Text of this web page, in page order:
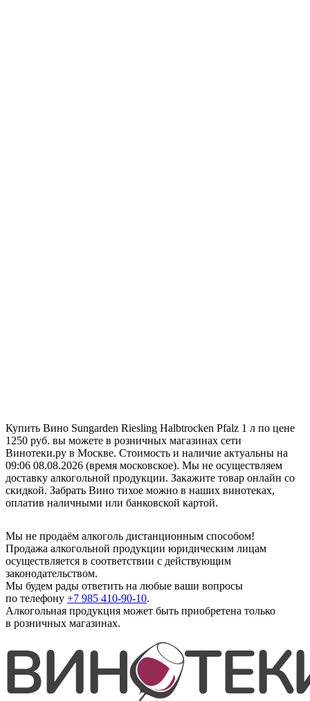
Купить Вино Sungarden Riesling Halbtrocken Pfalz 1 л по цене
1250 руб. вы можете в розничных магазинах сети
Винотеки.ру в Москве. Стоимость и наличие актуальны на
09:06 08.08.2026 (время московское). Мы не осуществляем
доставку алкогольной продукции. Закажите товар онлайн со
скидкой. Забрать Вино тихое можно в наших винотеках,
оплатив наличными или банковской картой.
Мы не продаём алкоголь дистанционным способом!
Продажа алкогольной продукции юридическим лицам
осуществляется в соответствии с действующим
законодательством.
Мы будем рады ответить на любые ваши вопросы
по телефону +7 985 410-90-10.
Алкогольная продукция может быть приобретена только
в розничных магазинах.